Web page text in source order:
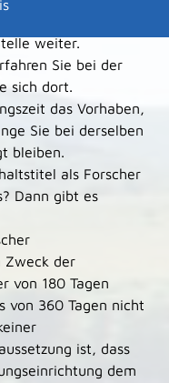
unterzeichnete
weiter.
Sie bei der
sich dort.
das Vorhaben,
Sie bei derselben
bleiben.
als Forscher
Dann gibt es
Zweck der
von 180 Tagen
von 360 Tagen nicht
ist, dass
dem